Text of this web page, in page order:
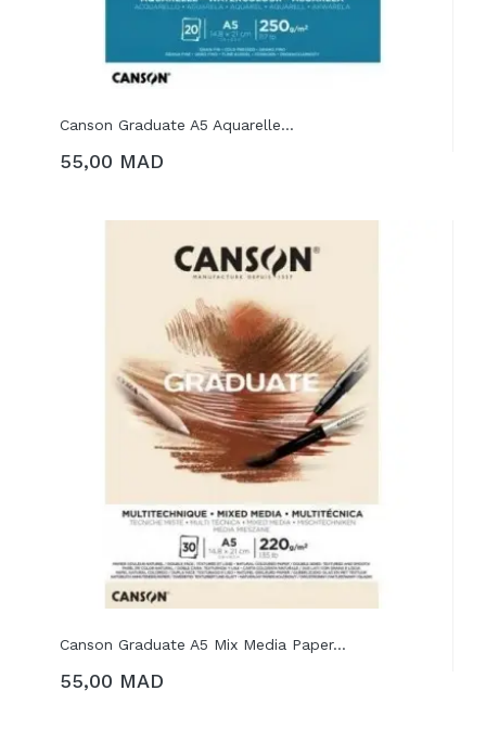
Canson Graduate A5 Aquarelle...
55,00 MAD
Canson Graduate A5 Mix Media Paper...
55,00 MAD